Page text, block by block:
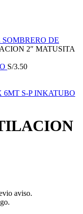
SOMBRERO DE
2″ MATUSITA
S/3.50
S-P INKATUBO
aviso.